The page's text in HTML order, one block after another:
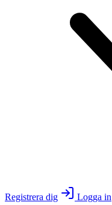
Registrera dig Logga in